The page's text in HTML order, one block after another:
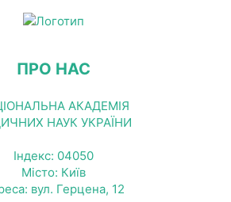
ПРО НАС
АКАДЕМІЯ
НАУК УКРАЇНИ
Індекс: 04050
Місто: Київ
вул. Герцена, 12